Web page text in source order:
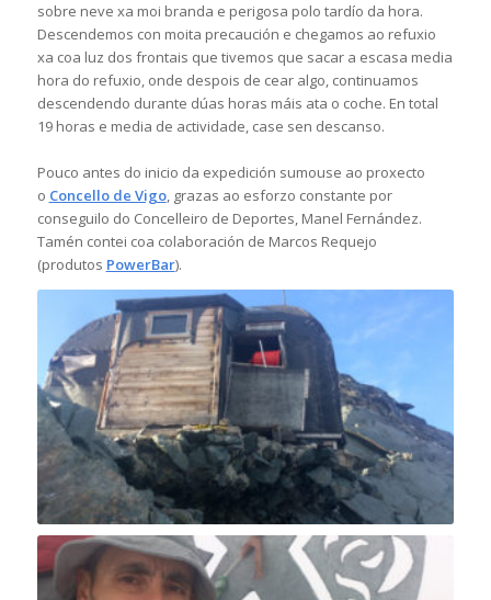
sobre neve xa moi branda e perigosa polo tardío da hora.
Descendemos con moita precaución e chegamos ao refuxio
xa coa luz dos frontais que tivemos que sacar a escasa media
hora do refuxio, onde despois de cear algo, continuamos
descendendo durante dúas horas máis ata o coche. En total
19 horas e media de actividade, case sen descanso.
Pouco antes do inicio da expedición sumouse ao proxecto
o Concello de Vigo, grazas ao esforzo constante por
conseguilo do Concelleiro de Deportes, Manel Fernández.
Tamén contei coa colaboración de Marcos Requejo
(produtos PowerBar).